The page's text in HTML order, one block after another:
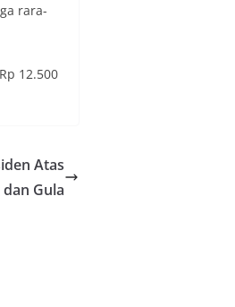
rara-
12.500
Atas
Gula